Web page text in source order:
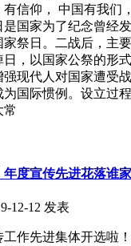
有信仰， 中国有我们
国家为了纪念曾经
祭日。二战后，主
日，以国家公祭的形
强现代人对国家遭受
国际惯例。设立过
常
度宣传先进花落谁
12-12 发表
工作先进集体开选啦